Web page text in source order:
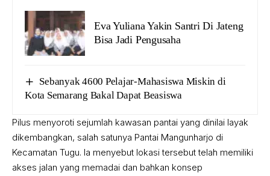
Eva Yuliana Yakin Santri Di Jateng
Bisa Jadi Pengusaha
Sebanyak 4600 Pelajar-Mahasiswa Miskin di
Kota Semarang Bakal Dapat Beasiswa
Pilus menyoroti sejumlah kawasan pantai yang dinilai layak
dikembangkan, salah satunya Pantai Mangunharjo di
Kecamatan Tugu. Ia menyebut lokasi tersebut telah memiliki
akses jalan yang memadai dan bahkan konsep